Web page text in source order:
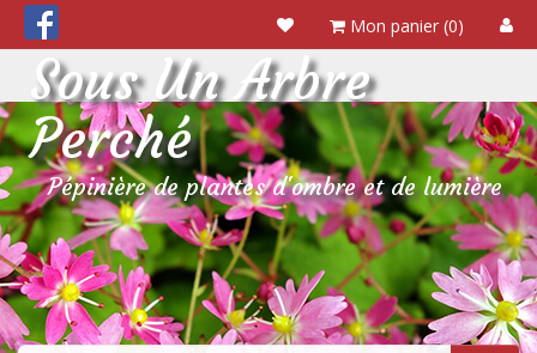
Mon panier (0)
Sous Un Arbre
Perché
Pépinière de plantes d'ombre et de lumière